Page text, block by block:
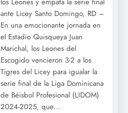
ante Licey Santo Domingo, RD –
En una emocionante jornada en
el Estadio Quisqueya Juan
Marichal, los Leones del
Escogido vencieron 3-2 a los
Tigres del Licey para igualar la
serie final de la Liga Dominicana
de Béisbol Profesional (LIDOM)
2024-2025, que…